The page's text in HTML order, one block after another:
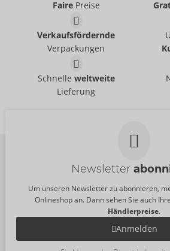
Arcwave
07543900000
Arcwave
Display Groß
09174600000
FairePreise
Verkaufsfördernde
Verpackungen
Schnelle weltweite
Lieferung
Newsletter
Um unseren Newsletter zu abonnieren,
Onlineshop an. Dann sehen Sie auch Ihre
Händlerpreise.
Anmelden